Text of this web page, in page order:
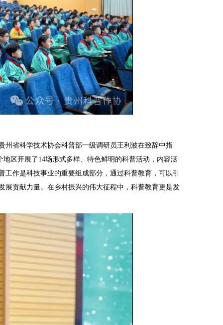
州省科学技术协会科普部一级调研员王利波在致辞中指
区开展了14场形式多样、特色鲜明的科普活动，内容涵
作是科技事业的重要组成部分，通过科普教育，可以引
展贡献力量。在乡村振兴的伟大征程中，科普教育更是发